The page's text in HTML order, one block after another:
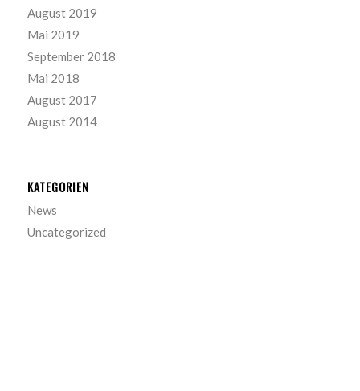
August 2019
Mai 2019
September 2018
Mai 2018
August 2017
August 2014
KATEGORIEN
News
Uncategorized